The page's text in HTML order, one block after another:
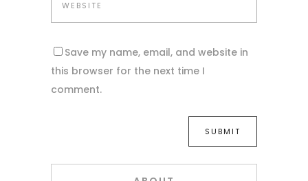
Save my name, email, and website in
this browser for the next time I
comment.